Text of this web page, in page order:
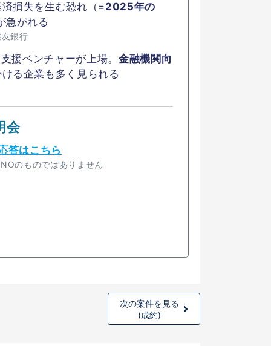
損失を生む恐れ（=2025年の
急がれる
銀行
援ベンチャーが上場。 金融機関向
る企業も多く見られる
会
答はこちら
のものではありません
次の案件を見る
(成約)